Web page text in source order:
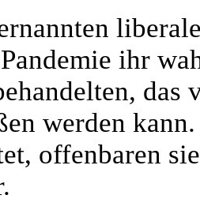
ihr
das
werden
offenbaren